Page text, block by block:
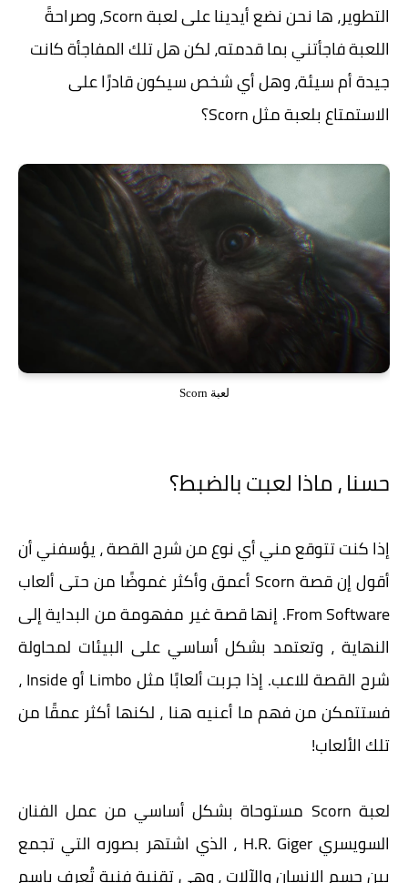
التطوير، ها نحن نضع أيدينا على لعبة Scorn، وصراحةً
اللعبة فاجأتني بما قدمته، لكن هل تلك المفاجأة كانت
جيدة أم سيئة، وهل أي شخص سيكون قادرًا على
الاستمتاع بلعبة مثل Scorn؟
لعبة Scorn
حسنا ، ماذا لعبت بالضبط؟
إذا كنت تتوقع مني أي نوع من شرح القصة ، يؤسفني أن
أقول إن قصة Scorn أعمق وأكثر غموضًا من حتى ألعاب
From Software. إنها قصة غير مفهومة من البداية إلى
النهاية ، وتعتمد بشكل أساسي على البيئات لمحاولة
شرح القصة للاعب. إذا جربت ألعابًا مثل Limbo أو Inside ،
فستتمكن من فهم ما أعنيه هنا ، لكنها أكثر عمقًا من
تلك الألعاب!
لعبة Scorn مستوحاة بشكل أساسي من عمل الفنان
السويسري H.R. Giger ، الذي اشتهر بصوره التي تجمع
بين جسم الإنسان والآلات ، وهي تقنية فنية تُعرف باسم